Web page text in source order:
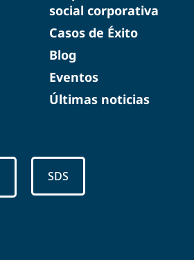
social corporativa
Casos de Éxito
Blog
Eventos
Últimas noticias
SDS